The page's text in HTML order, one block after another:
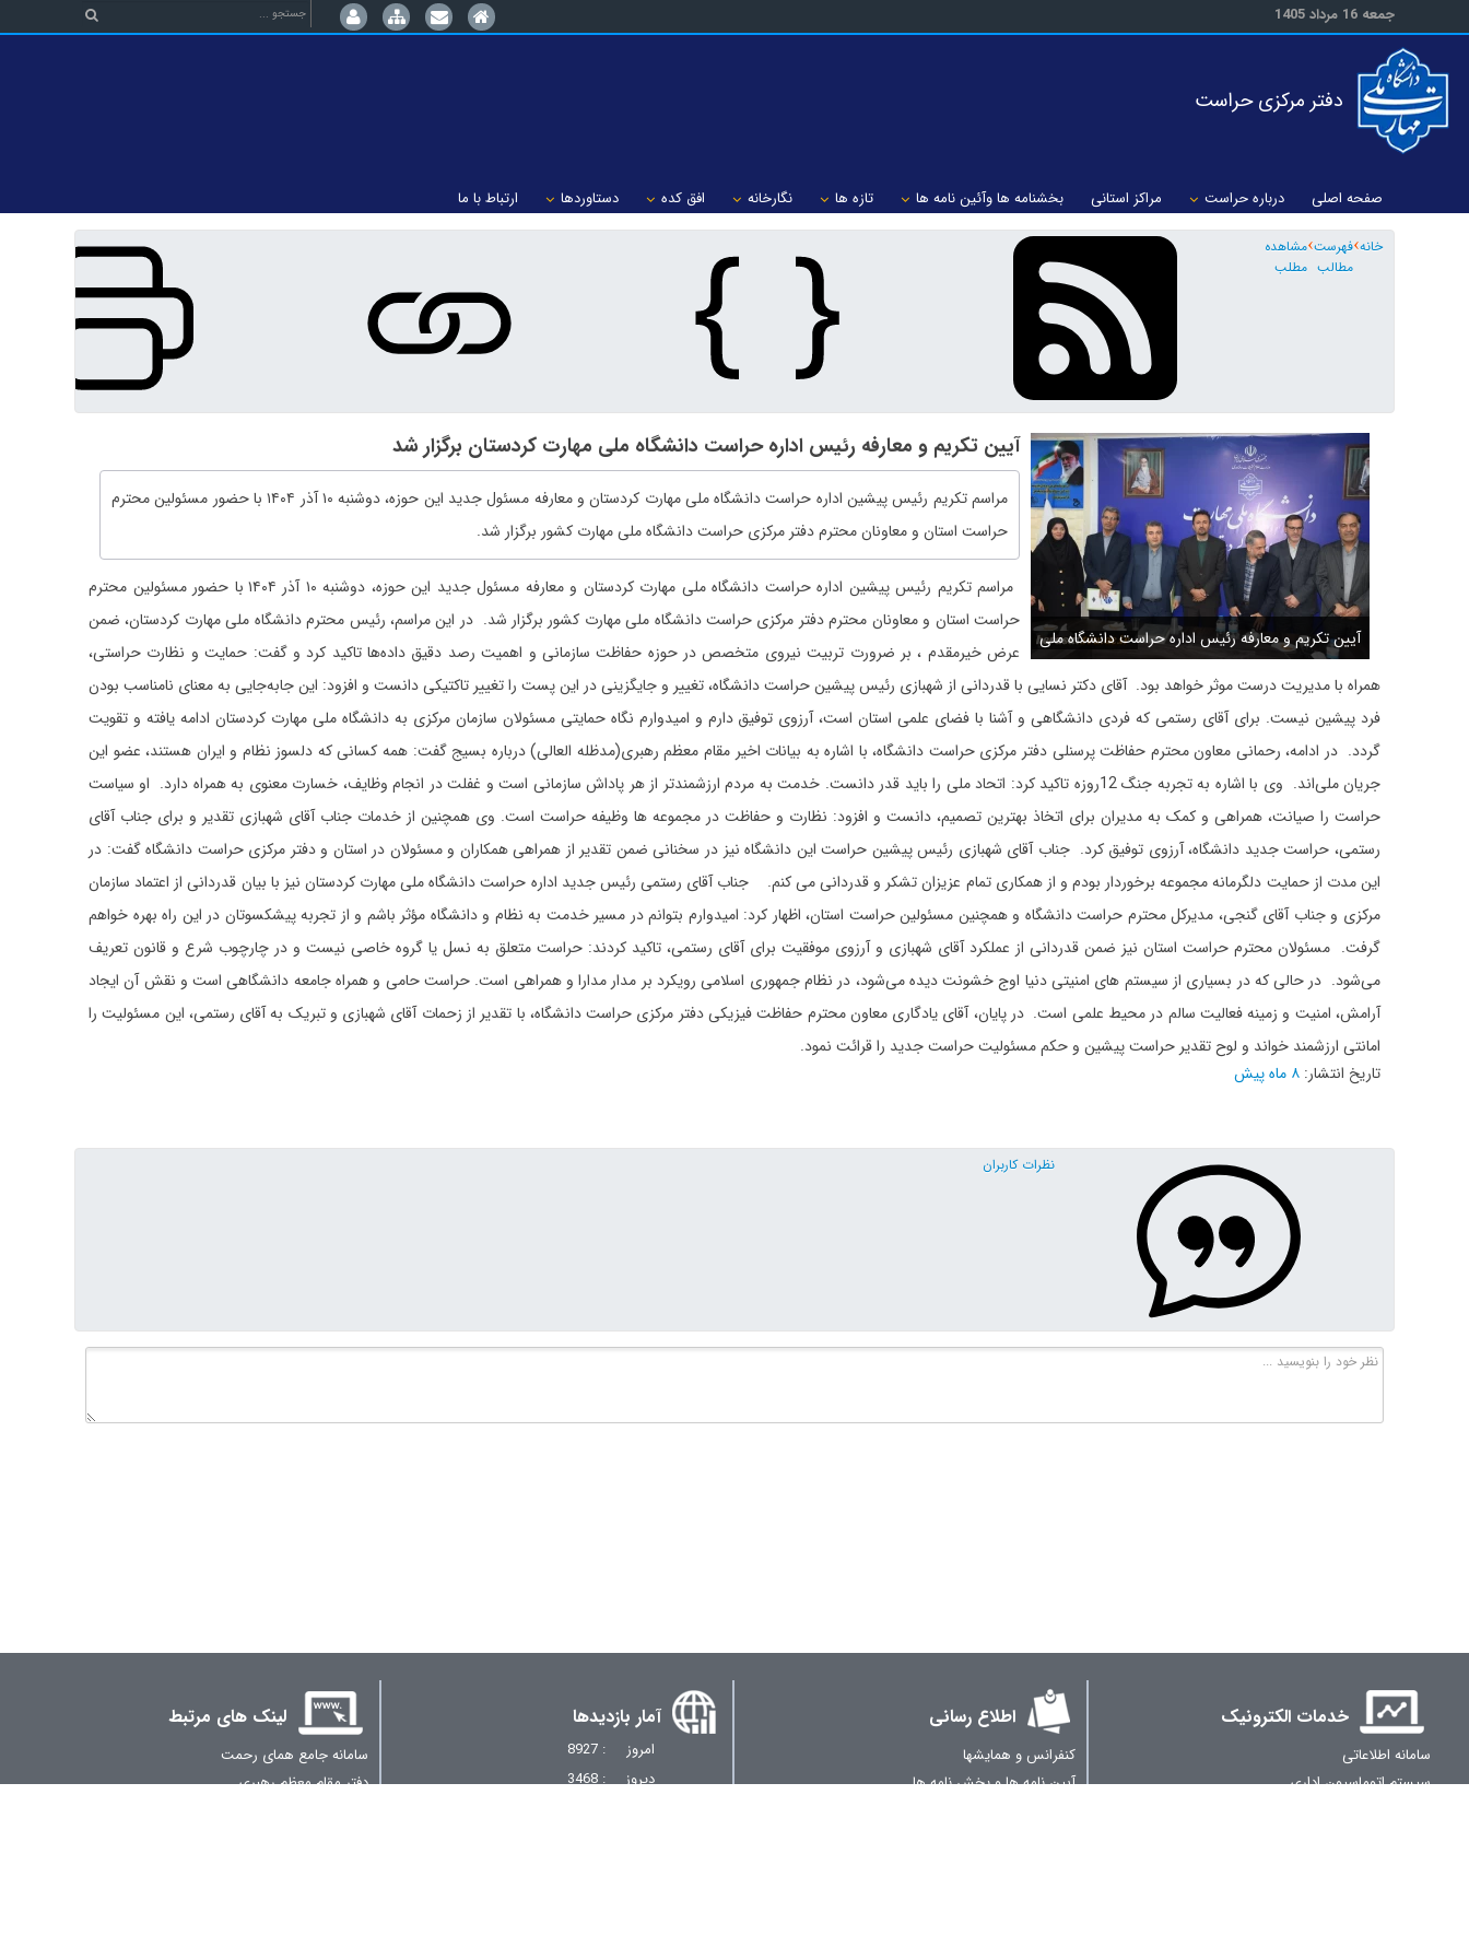
جمعه 16 مرداد 1405
دفتر مرکزی حراست
صفحه اصلی درباره حراست مراکز استانی بخشنامه ها وآئین نامه ها تازه ها نگارخانه افق کده دستاوردها ارتباط با ما
خانه فهرست
مطالب
مشاهده
مطلب
آیین تکریم و معارفه رئیس اداره حراست دانشگاه ملی
مهارت کردستان برگزار شد 2
آیین تکریم و معارفه رئیس اداره حراست دانشگاه ملی مهارت کردستان برگزار شد
مراسم تکریم رئیس پیشین اداره حراست دانشگاه ملی مهارت کردستان و معارفه مسئول جدید این حوزه، دوشنبه ۱۰ آذر ۱۴۰۴ با حضور مسئولین محترم
حراست استان و معاونان محترم دفتر مرکزی حراست دانشگاه ملی مهارت کشور برگزار شد.
مراسم تکریم رئیس پیشین اداره حراست دانشگاه ملی مهارت کردستان و معارفه مسئول جدید این حوزه، دوشنبه ۱۰ آذر ۱۴۰۴ با حضور مسئولین محترم
حراست استان و معاونان محترم دفتر مرکزی حراست دانشگاه ملی مهارت کشور برگزار شد. در این مراسم، رئیس محترم دانشگاه ملی مهارت کردستان، ضمن
عرض خیرمقدم ، بر ضرورت تربیت نیروی متخصص در حوزه حفاظت سازمانی و اهمیت رصد دقیق داده‌ها تاکید کرد و گفت: حمایت و نظارت حراستی،
همراه با مدیریت درست موثر خواهد بود. آقای دکتر نسایی با قدردانی از شهبازی رئیس پیشین حراست دانشگاه، تغییر و جایگزینی در این پست را تغییر تاکتیکی دانست و افزود: این جابه‌جایی به معنای نامناسب بودن
فرد پیشین نیست. برای آقای رستمی که فردی دانشگاهی و آشنا با فضای علمی استان است، آرزوی توفیق دارم و امیدوارم نگاه حمایتی مسئولان سازمان مرکزی به دانشگاه ملی مهارت کردستان ادامه یافته و تقویت
گردد. در ادامه، رحمانی معاون محترم حفاظت پرسنلی دفتر مرکزی حراست دانشگاه، با اشاره به بیانات اخیر مقام معظم رهبری(مدظله العالی) درباره بسیج گفت: همه کسانی که دلسوز نظام و ایران هستند، عضو این
جریان ملی‌اند. وی با اشاره به تجربه جنگ 12‌روزه تاکید کرد: اتحاد ملی را باید قدر دانست. خدمت به مردم ارزشمندتر از هر پاداش سازمانی است و غفلت در انجام وظایف، خسارت معنوی به همراه دارد. او سیاست
حراست را صیانت، همراهی و کمک به مدیران برای اتخاذ بهترین تصمیم، دانست و افزود: نظارت و حفاظت در مجموعه‌ ها وظیفه حراست است. وی همچنین از خدمات جناب آقای شهبازی تقدیر و برای جناب آقای
رستمی، حراست جدید دانشگاه، آرزوی توفیق کرد. جناب آقای شهبازی رئیس پیشین حراست این دانشگاه نیز در سخنانی ضمن تقدیر از همراهی همکاران و مسئولان در استان و دفتر مرکزی حراست دانشگاه گفت: در
این مدت از حمایت دلگرمانه مجموعه برخوردار بودم و از همکاری‌ تمام عزیزان تشکر و قدردانی می کنم. جناب آقای رستمی رئیس جدید اداره حراست دانشگاه ملی مهارت کردستان نیز با بیان قدردانی از اعتماد سازمان
مرکزی و جناب آقای گنجی، مدیرکل محترم حراست دانشگاه و همچنین مسئولین حراست استان، اظهار کرد: امیدوارم بتوانم در مسیر خدمت به نظام و دانشگاه مؤثر باشم و از تجربه پیشکسوتان در این راه بهره خواهم
گرفت. مسئولان محترم حراست استان نیز ضمن قدردانی از عملکرد آقای شهبازی و آرزوی موفقیت برای آقای رستمی، تاکید کردند: حراست متعلق به نسل یا گروه خاصی نیست و در چارچوب شرع و قانون تعریف
می‌شود. در حالی‌ که در بسیاری از سیستم‌ های امنیتی دنیا اوج خشونت دیده می‌شود، در نظام جمهوری اسلامی رویکرد بر مدار مدارا و همراهی است. حراست حامی و همراه جامعه دانشگاهی است و نقش آن ایجاد
آرامش، امنیت و زمینه فعالیت سالم در محیط علمی است. در پایان، آقای یادگاری معاون محترم حفاظت فیزیکی دفتر مرکزی حراست دانشگاه، با تقدیر از زحمات آقای شهبازی و تبریک به آقای رستمی، این مسئولیت را
امانتی ارزشمند خواند و لوح تقدیر حراست پیشین و حکم مسئولیت حراست جدید را قرائت نمود.
تاریخ انتشار: ۸ ماه پیش
نظرات کاربران
خدمات الکترونیک
سامانه اطلاعاتی
سیستم اتوماسیون اداری
اطلاع رسانی
کنفرانس و همایشها
آیین نامه ها و بخش نامه ها
آمار بازدیدها
امروز
: 8927
دیروز
: 3468
لینک های مرتبط
سامانه جامع همای رحمت
دفتر مقام معظم رهبری